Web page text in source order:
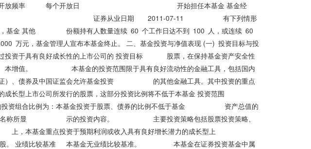
开放频率 每个开放日 开始担任本基金 基金经
证券从业日期 2011-07-11 有下列情形
内，基金 其他 份额持有人数量连续 60 个工作日达不到 100 人，或连续 60
基金管理人宣布本基金终止。 二、基金投资与净值表现 (一) 投资目标与投
具有良好成长性的上市公司的 投资目标 股票，在保持基金资产安全性
值。 本基金的投资范围限于具有良好流动性的金融工具，包括国内
债券及中国证监会允许基金投资 的其他金融工具。其中投资的重点
市公司所发行的股票，这部分投资比例将不低于本基金 投资范围
例为：本基金投资于股票、债券的比例不低于基金 资产总值的
本基金名称所显 示的投资内容。 主要投资策略包括股票投资策略、
略 上，本基金重点投资于预期利润或收入具有良好增长潜力的成长型上
长股。 业绩比较基准 本基金无业绩比较基准。 本基金在证券投资基金中属